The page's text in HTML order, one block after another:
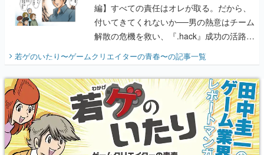
編】すべての責任はオレが取る。だから、
付いてきてくれないか──男の熱意はチーム
解散の危機を救い、『.hack』成功の活路を
『少年ジャンプ』色だった【若ゲのいた
り】
若ゲのいたり〜ゲームクリエイターの青春〜の記事一覧